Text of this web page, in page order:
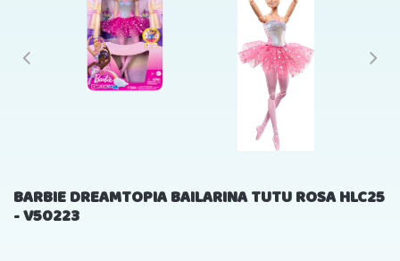
BARBIE DREAMTOPIA BAILARINA TUTU ROSA HLC25
- V50223